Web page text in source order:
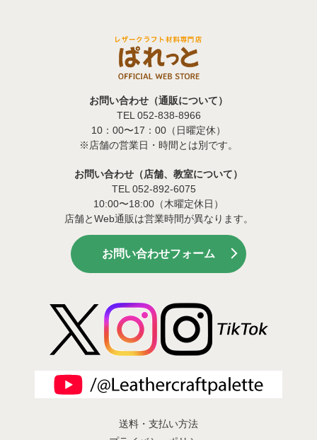
お問い合わせ（通販について）
TEL 052-838-8966
10：00〜17：00（日曜定休）
※店舗の営業日・時間とは別です。
お問い合わせ（店舗、教室について）
TEL 052-892-6075
10:00〜18:00（木曜定休日）
店舗とWeb通販は営業時間が異なります。
お問い合わせフォーム
送料・支払い方法